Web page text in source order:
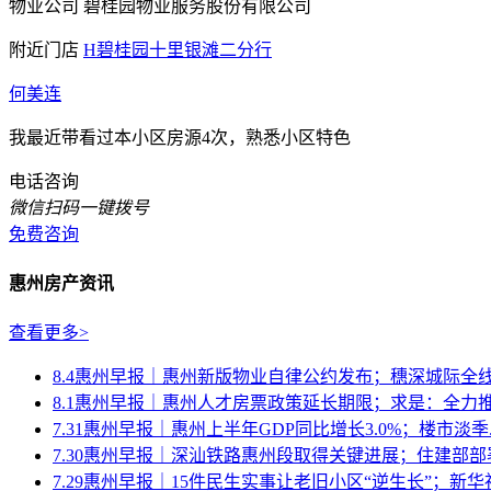
物业公司 碧桂园物业服务股份有限公司
附近门店 H碧桂园十里银滩二分行
何美连
我最近带看过本小区房源4次，熟悉小区特色
电话咨询
微信扫码一键拨号
免费咨询
惠州房产资讯
查看更多>
8.4惠州早报｜惠州新版物业自律公约发布；穗深城际全
8.1惠州早报｜惠州人才房票政策延长期限；求是：全力
7.31惠州早报｜惠州上半年GDP同比增长3.0%；楼市淡季
7.30惠州早报｜深汕铁路惠州段取得关键进展；住建部部
7.29惠州早报｜15件民生实事让老旧小区“逆生长”；新华